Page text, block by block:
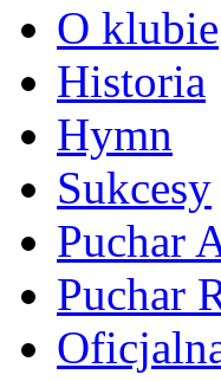
O klubie
Historia
Hymn
Sukcesy
Puchar
Puchar